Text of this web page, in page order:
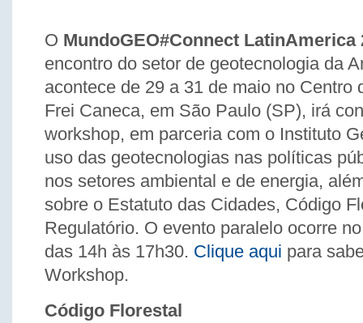
O MundoGEO#Connect LatinAmerica
encontro do setor de geotecnologia da
acontece de 29 a 31 de maio no Centro
Frei Caneca, em São Paulo (SP), irá
workshop, em parceria com o Instituto
uso das geotecnologias nas políticas
nos setores ambiental e de energia,
sobre o Estatuto das Cidades, Código
Regulatório. O evento paralelo ocorre
das 14h às 17h30. Clique aqui para
Workshop.
Código Florestal